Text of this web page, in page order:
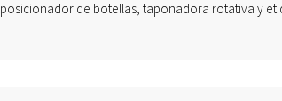
posicionador de botellas, taponadora rotativa y